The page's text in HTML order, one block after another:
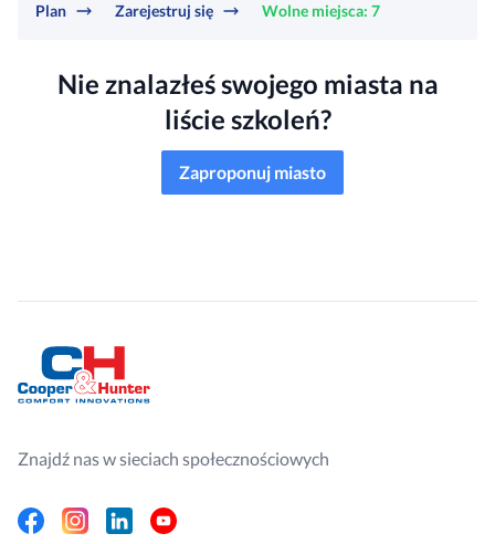
Plan
Zarejestruj się Wolne miejsca: 7
Nie znalazłeś swojego miasta na
liście szkoleń?
Zaproponuj miasto
Znajdź nas w sieciach społecznościowych
FacebookInstagramLinkedinYoutube